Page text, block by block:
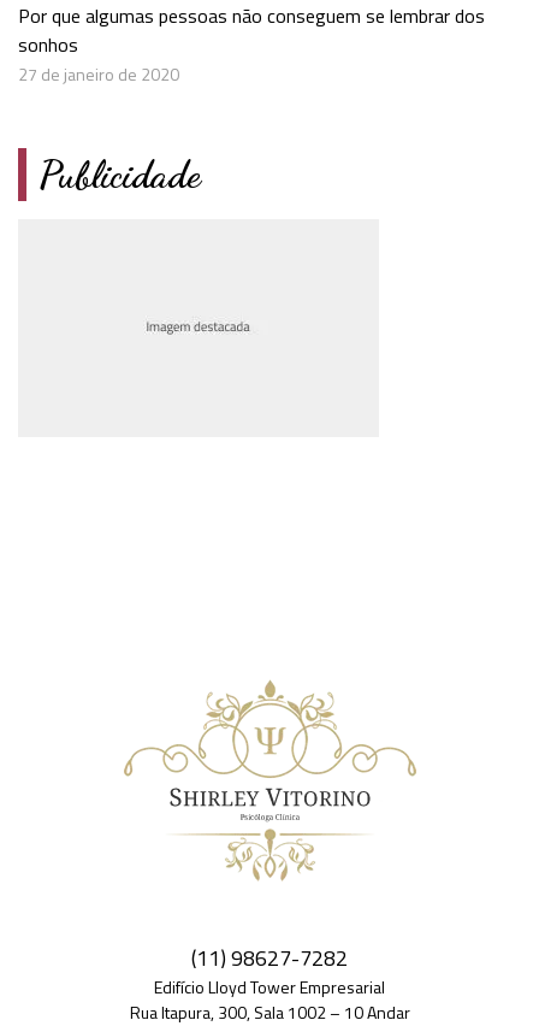
Por que algumas pessoas não conseguem se lembrar dos
sonhos
27 de janeiro de 2020
Publicidade
(11) 98627-7282
Edifício Lloyd Tower Empresarial
Rua Itapura, 300, Sala 1002 – 10 Andar